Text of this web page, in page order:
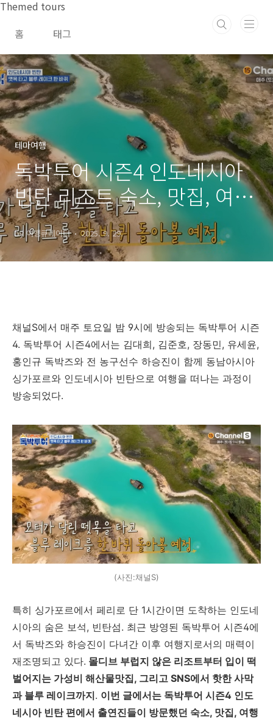
본문 바로가기
Themed tours
홈
태그
테마여행
독박투어 시즌4 인도네시아
빈탄 리조트 숙소, 맛집, 여행
코스 총정리
by 여행큐레이터 2025. 9. 29.
채널S에서 매주 토요일 밤 9시에 방송되는 독박투어 시즌
4. 독박투어 시즌4에서는 김대희, 김준호, 장동민, 유세윤,
홍인규 독박즈와 전 농구선수 하승진이 함께 동남아시아
싱가포르와 인도네시아 빈탄으로 여행을 떠나는 과정이
방송되었다.
(사진:채널S)
특히 싱가포르에서 페리로 단 1시간이면 도착하는 인도네
시아의 숨은 보석, 빈탄섬. 최근 방영된 독박투어 시즌4에
서 독박즈와 하승진이 다녀간 이후 여행지로서의 매력이
재조명되고 있다. 몰디브 부럽지 않은 리조트부터 입이 떡
벌어지는 가성비 해산물맛집, 그리고 SNS에서 핫한 사막
과 블루 레이크까지. 이번 글에서는 독박투어 시즌4 인도
네시아 빈탄 편에서 출연진들이 방문했던 숙소, 맛집, 여행